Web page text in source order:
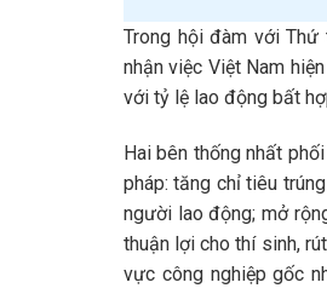
Trong hội đàm với Thứ
nhận việc Việt Nam
với tỷ lệ lao động bất
Hai bên thống nhất
pháp: tăng chỉ tiêu
người lao động; mở
thuận lợi cho thí sinh,
vực công nghiệp gốc